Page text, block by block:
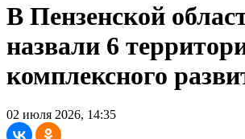
В Пензенской
назвали 6
комплексного
02 июля 2026, 14:35